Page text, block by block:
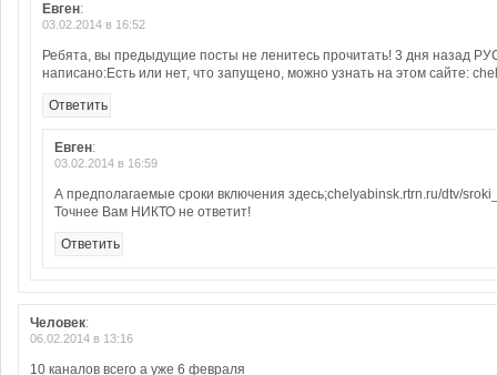
Евген:
03.02.2014 в 16:52
Ребята, вы предыдущие посты не ленитесь прочитать! 3 дня назад
написано:Есть или нет, что запущено, можно узнать на этом сайте:
Ответить
Евген:
03.02.2014 в 16:59
А предполагаемые сроки включения здесь;chelyabinsk.rtrn.ru/dtv/
Точнее Вам НИКТО не ответит!
Ответить
Человек:
06.02.2014 в 13:16
10 каналов всего а уже 6 февраля